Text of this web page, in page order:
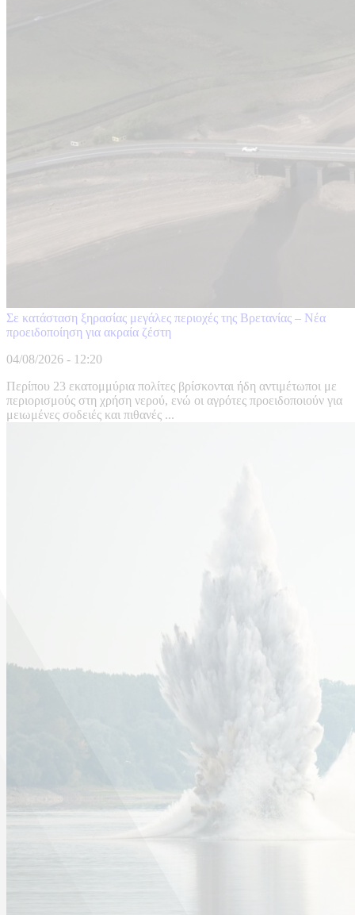
Σε κατάσταση ξηρασίας μεγάλες περιοχές της Βρετανίας – Νέα
προειδοποίηση για ακραία ζέστη
04/08/2026 - 12:20
Περίπου 23 εκατομμύρια πολίτες βρίσκονται ήδη αντιμέτωποι με
περιορισμούς στη χρήση νερού, ενώ οι αγρότες προειδοποιούν για
μειωμένες σοδειές και πιθανές ...